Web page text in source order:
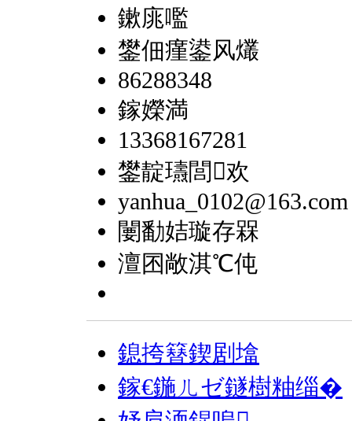
鏉庣嚂
鐢佃瘽鍙风爜
86288348
鎵嬫満
13368167281
鐢靛瓙閭欢
yanhua_0102@163.com
闄勫姞璇存槑
澶囨敞淇℃伅
鎴挎簮鍥剧墖
鎵€鍦ㄦゼ鐩樹粙缁�